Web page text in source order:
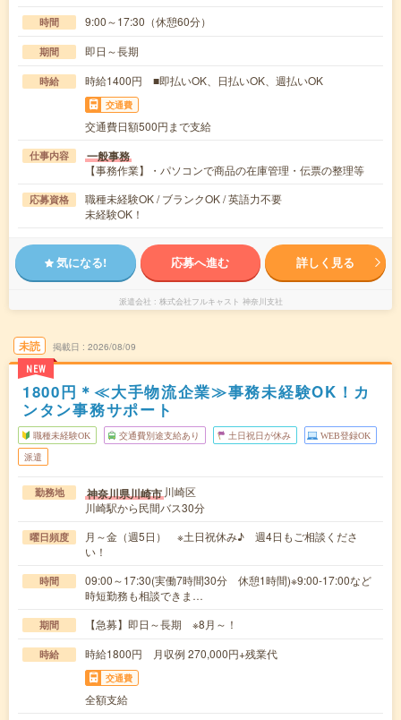
時間 9:00～17:30（休憩60分）
期間 即日～長期
時給 時給1400円 ■即払いOK、日払いOK、週払いOK
交通費
交通費日額500円まで支給
仕事内容 一般事務
【事務作業】・パソコンで商品の在庫管理・伝票の整理等
応募資格
職種未経験OK / ブランクOK / 英語力不要
未経験OK！
気になる! 応募へ進む 詳しく見る
派遣会社 株式会社フルキャスト 神奈川支社
未読
NEW
掲載日 2026/08/09
1800円＊≪大手物流企業≫事務未経験OK！カ
ンタン事務サポート
職種未経験OK 交通費別途支給あり 土日祝日が休み WEB登録OK
派遣
勤務地 神奈川県川崎市 川崎区
川崎駅から民間バス30分
曜日頻度
月～金（週5日） ※土日祝休み♪ 週4日もご相談くださ
い！
時間
09:00～17:30(実働7時間30分 休憩1時間)※9:00-17:00など
時短勤務も相談できま…
期間 【急募】即日～長期 ※8月～！
時給 時給1800円 月収例 270,000円+残業代
交通費
全額支給